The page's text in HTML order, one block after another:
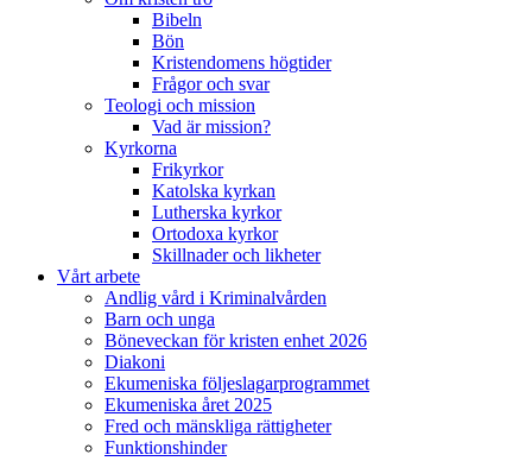
Bibeln
Bön
Kristendomens högtider
Frågor och svar
Teologi och mission
Vad är mission?
Kyrkorna
Frikyrkor
Katolska kyrkan
Lutherska kyrkor
Ortodoxa kyrkor
Skillnader och likheter
Vårt arbete
Andlig vård i Kriminalvården
Barn och unga
Böneveckan för kristen enhet 2026
Diakoni
Ekumeniska följeslagarprogrammet
Ekumeniska året 2025
Fred och mänskliga rättigheter
Funktionshinder